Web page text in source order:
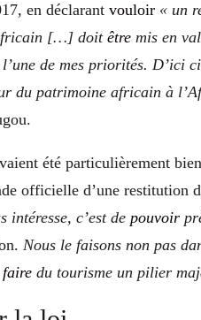
en déclarant vouloir « un
[…] doit être mis en
de mes priorités. D’ici
du patrimoine africain à
été particulièrement
officielle d’une restitution
intéresse, c’est de pouvoir
Nous le faisons non pas
faire du tourisme un pilier